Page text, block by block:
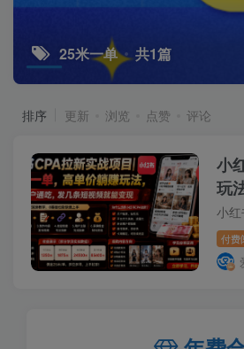
25米一单 共1篇
排序 更新 浏览 点赞 评论
小
玩
新
付费